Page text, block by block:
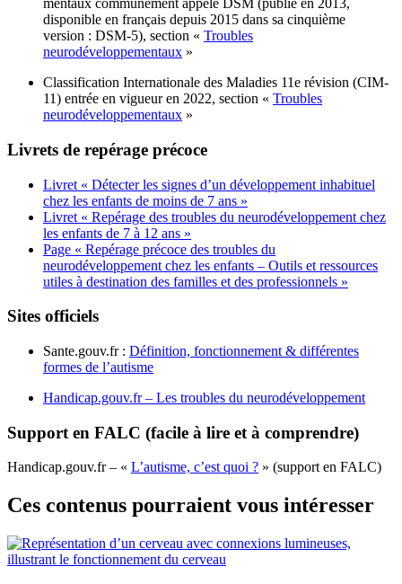
mentaux communément appelé DSM (publié en 2013,
disponible en français depuis 2015 dans sa cinquième
version : DSM-5), section « Troubles
neurodéveloppementaux »
Classification Internationale des Maladies 11e révision (CIM-
11) entrée en vigueur en 2022, section « Troubles
neurodéveloppementaux »
Livrets de repérage précoce
Livret « Détecter les signes d’un développement inhabituel
chez les enfants de moins de 7 ans »
Livret « Repérage des troubles du neurodéveloppement chez
les enfants de 7 à 12 ans »
Page « Repérage précoce des troubles du
neurodéveloppement chez les enfants – Outils et ressources
utiles à destination des familles et des professionnels »
Sites officiels
Sante.gouv.fr : Définition, fonctionnement & différentes
formes de l’autisme
Handicap.gouv.fr – Les troubles du neurodéveloppement
Support en FALC (facile à lire et à comprendre)
Handicap.gouv.fr – « L’autisme, c’est quoi ? » (support en FALC)
Ces contenus pourraient vous intéresser